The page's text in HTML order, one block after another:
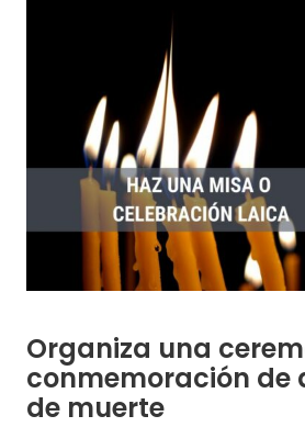
Organiza una
conmemoración de
de muerte